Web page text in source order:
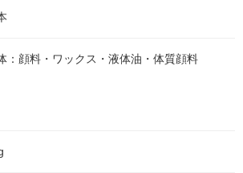
：顔料・ワックス・液体油・体質顔料